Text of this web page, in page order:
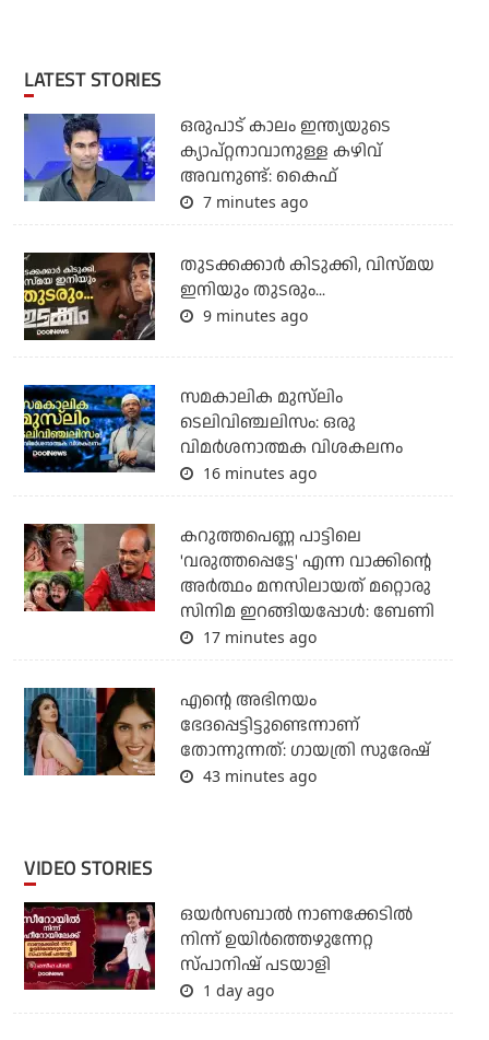
LATEST STORIES
ഒരുപാട് കാലം ഇന്ത്യയുടെ
ക്യാപ്റ്റനാവാനുള്ള കഴിവ്
അവനുണ്ട്: കൈഫ്
7 minutes ago
തുടക്കക്കാര്‍ കിടുക്കി, വിസ്മയ
ഇനിയും തുടരും...
9 minutes ago
സമകാലിക മുസ്‌ലിം
ടെലിവിഞ്ചലിസം: ഒരു
വിമര്‍ശനാത്മക വിശകലനം
16 minutes ago
കറുത്തപെണ്ണ പാട്ടിലെ
'വരുത്തപ്പെട്ടേ' എന്ന വാക്കിന്റെ
അർത്ഥം മനസിലായത് മറ്റൊരു
സിനിമ ഇറങ്ങിയപ്പോൾ: ബേണി
17 minutes ago
എന്റെ അഭിനയം
ഭേദപ്പെട്ടിട്ടുണ്ടെന്നാണ്
തോന്നുന്നത്: ഗായത്രി സുരേഷ്
43 minutes ago
VIDEO STORIES
ഒയര്‍സബാൽ നാണക്കേടിൽ
നിന്ന് ഉയിർത്തെഴുന്നേറ്റ
സ്പാനിഷ് പടയാളി
1 day ago